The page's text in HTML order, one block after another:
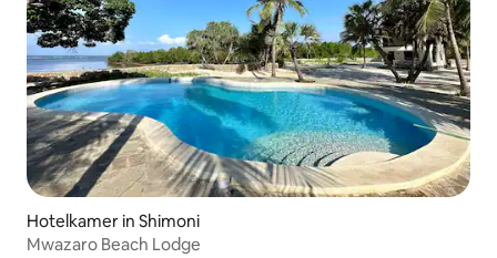
Hotelkamer in Shimoni
Mwazaro Beach Lodge